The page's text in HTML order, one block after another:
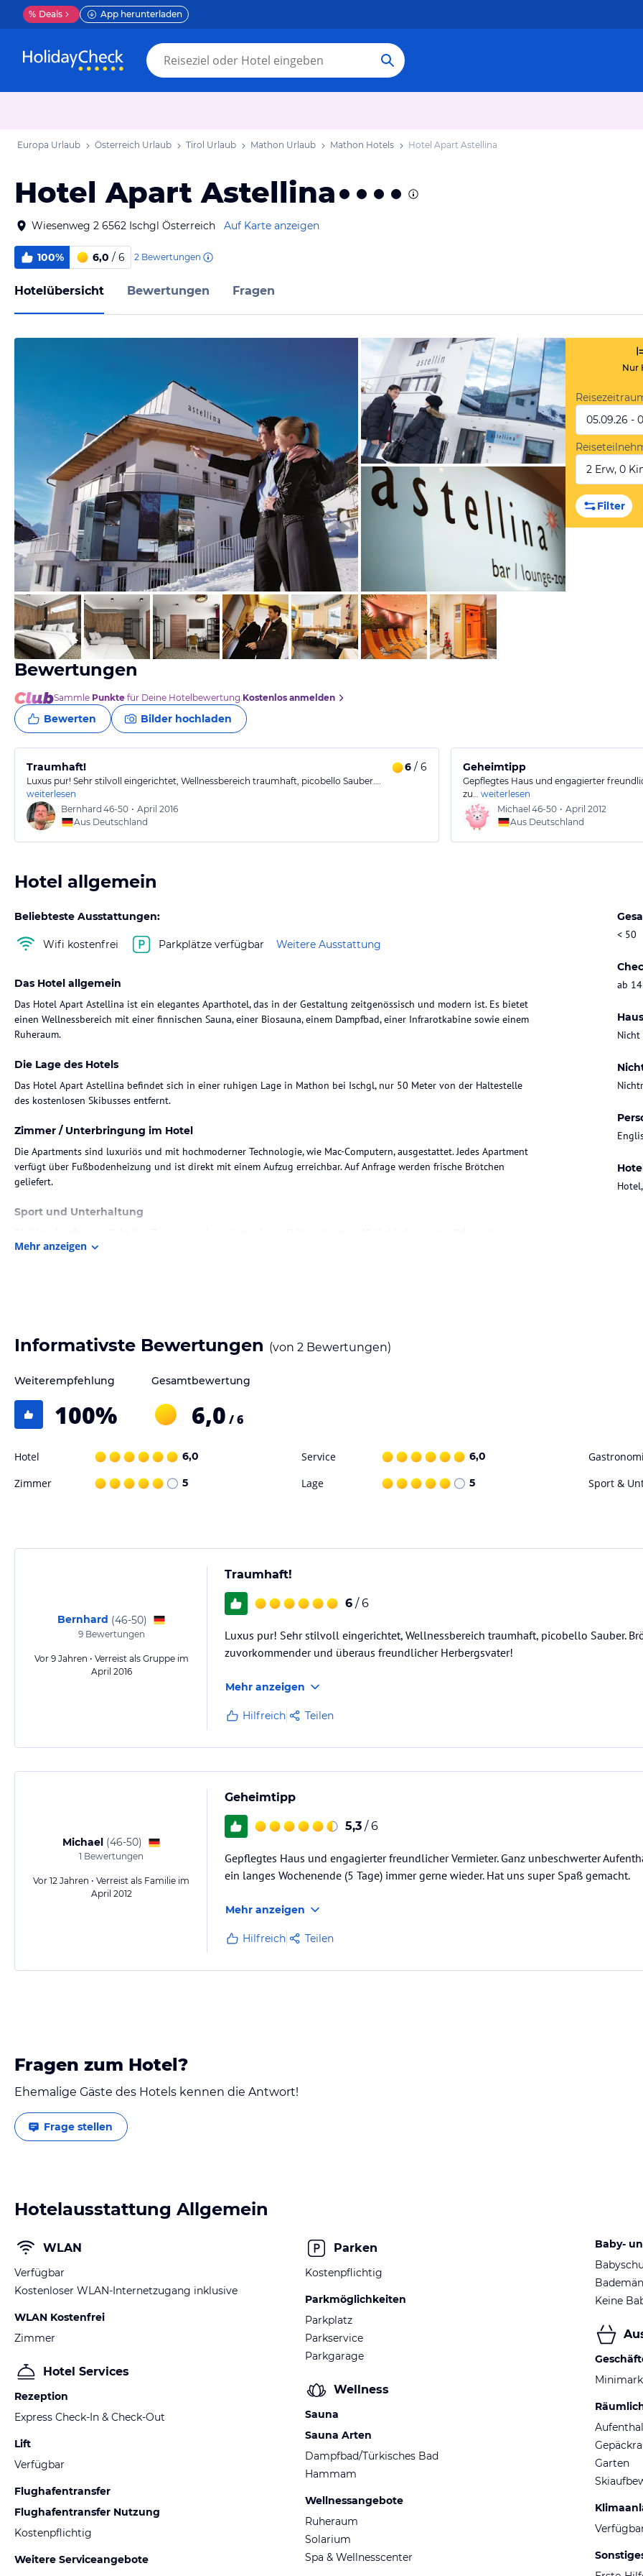
% Deals App herunterladen
Europa Urlaub Österreich Urlaub Tirol Urlaub Mathon Urlaub Mathon Hotels Hotel Apart Astellina
Hotel Apart Astellina
Wiesenweg 2 6562 Ischgl Österreich Auf Karte anzeigen
100% 6,0 / 6 2 Bewertungen
Hotelübersicht Bewertungen Fragen
von Expedia
von Expedia
von Expedia
Nur
05.09.26 -
2 Erw, 0
Filter
Bewertungen
Sammle Punkte für Deine Hotelbewertung.Kostenlos anmelden
Bewerten Bilder hochladen
Traumhaft! 6 / 6
Luxus pur! Sehr stilvoll eingerichtet, Wellnessbereich traumhaft, picobello Sauber.…
weiterlesen
Bernhard 46-50 • April 2016
Aus Deutschland
Geheimtipp
Gepflegtes Haus und engagierter
zu… weiterlesen
Michael 46-50 • April 2012
Aus Deutschland
Hotel allgemein
Beliebteste Ausstattungen:
Wifi kostenfrei Parkplätze verfügbar Weitere Ausstattung
< 50
ab
Das Hotel allgemein
Das Hotel Apart Astellina ist ein elegantes Aparthotel, das in der Gestaltung zeitgenössisch und modern ist. Es bietet
einen Wellnessbereich mit einer finnischen Sauna, einer Biosauna, einem Dampfbad, einer Infrarotkabine sowie einem
Ruheraum.
Die Lage des Hotels
Das Hotel Apart Astellina befindet sich in einer ruhigen Lage in Mathon bei Ischgl, nur 50 Meter von der Haltestelle
des kostenlosen Skibusses entfernt.
Zimmer / Unterbringung im Hotel
Die Apartments sind luxuriös und mit hochmoderner Technologie, wie Mac-Computern, ausgestattet. Jedes Apartment
verfügt über Fußbodenheizung und ist direkt mit einem Aufzug erreichbar. Auf Anfrage werden frische Brötchen
geliefert.
Sport und Unterhaltung
Seilbahnen in Ischgl bietet. Ein VIP-Skipass kann an der Rezeption zu einem ermäßigten Preis erworben werden.
Mehr anzeigen
Informativste Bewertungen (von 2 Bewertungen)
Weiterempfehlung
100%
Gesamtbewertung
6,0 / 6
Hotel 6,0 Service 6,0
Zimmer 5 Lage 5 Sport &
Bernhard (46-50)
9Bewertungen
Vor 9 Jahren • Verreist als Gruppe im
April 2016
Traumhaft!
6 / 6
Luxus pur! Sehr stilvoll eingerichtet, Wellnessbereich traumhaft, picobello Sauber.
zuvorkommender und überaus freundlicher Herbergsvater!
Mehr anzeigen
Hilfreich Teilen
Michael (46-50)
1 Bewertungen
Vor 12 Jahren • Verreist als Familie im
April 2012
Geheimtipp
5,3 / 6
Gepflegtes Haus und engagierter freundlicher Vermieter. Ganz unbeschwerter
ein langes Wochenende (5 Tage) immer gerne wieder. Hat uns super Spaß gemacht.
Mehr anzeigen
Hilfreich Teilen
Fragen zum Hotel?
Ehemalige Gäste des Hotels kennen die Antwort!
Frage stellen
Hotelausstattung Allgemein
WLAN
Verfügbar
Kostenloser WLAN-Internetzugang inklusive
WLAN Kostenfrei
Zimmer
Hotel Services
Rezeption
Express Check-In & Check-Out
Lift
Verfügbar
Flughafentransfer
Flughafentransfer Nutzung
Kostenpflichtig
Weitere Serviceangebote
Parken
Kostenpflichtig
Parkmöglichkeiten
Parkplatz
Parkservice
Parkgarage
Wellness
Sauna
Sauna Arten
Dampfbad/Türkisches Bad
Hammam
Wellnessangebote
Ruheraum
Solarium
Spa & Wellnesscenter
Baby-
Keine
Garten